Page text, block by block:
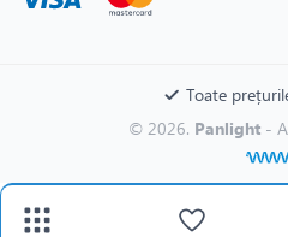
© 2026. Panlight -
Toate